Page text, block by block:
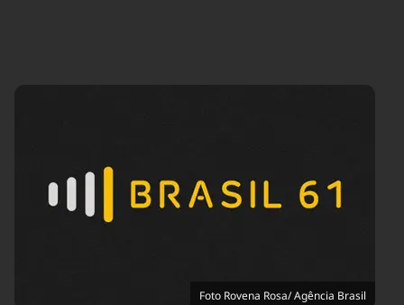
Tecnologia
Cinema
Infraestrutura
Internacional
Foto Rovena Rosa/ Agência Brasil